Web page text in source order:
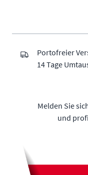
Portofreier
14 Tage
Melden Sie
und